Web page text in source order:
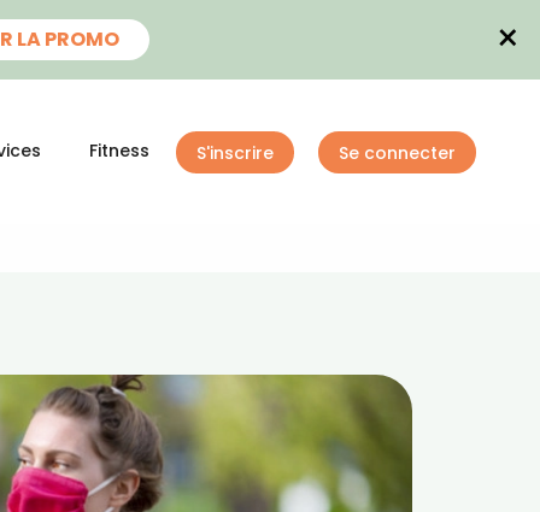
LA PROMO ×
Fitness S'inscrire Se connecter